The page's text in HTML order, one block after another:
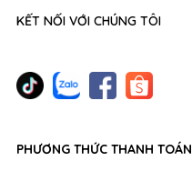
KẾT NỐI VỚI CHÚNG TÔI
PHƯƠNG THỨC THANH TOÁN